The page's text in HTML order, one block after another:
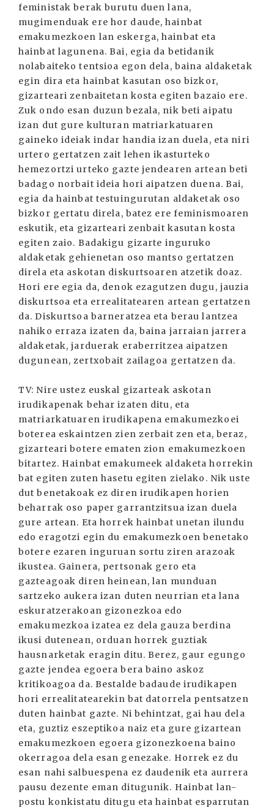
feministak berak burutu duen lana,
mugimenduak ere hor daude, hainbat
emakumezkoen lan eskerga, hainbat eta
hainbat lagunena. Bai, egia da betidanik
nolabaiteko tentsioa egon dela, baina aldaketak
egin dira eta hainbat kasutan oso bizkor,
gizarteari zenbaitetan kosta egiten bazaio ere.
Zuk ondo esan duzun bezala, nik beti aipatu
izan dut gure kulturan matriarkatuaren
gaineko ideiak indar handia izan duela, eta niri
urtero gertatzen zait lehen ikasturteko
hemezortzi urteko gazte jendearen artean beti
badago norbait ideia hori aipatzen duena. Bai,
egia da hainbat testuingurutan aldaketak oso
bizkor gertatu direla, batez ere feminismoaren
eskutik, eta gizarteari zenbait kasutan kosta
egiten zaio. Badakigu gizarte inguruko
aldaketak gehienetan oso mantso gertatzen
direla eta askotan diskurtsoaren atzetik doaz.
Hori ere egia da, denok ezagutzen dugu, jauzia
diskurtsoa eta errealitatearen artean gertatzen
da. Diskurtsoa barneratzea eta berau lantzea
nahiko erraza izaten da, baina jarraian jarrera
aldaketak, jarduerak eraberritzea aipatzen
dugunean, zertxobait zailagoa gertatzen da.
TV: Nire ustez euskal gizarteak askotan
irudikapenak behar izaten ditu, eta
matriarkatuaren irudikapena emakumezkoei
boterea eskaintzen zien zerbait zen eta, beraz,
gizarteari botere ematen zion emakumezkoen
bitartez. Hainbat emakumeek aldaketa horrekin
bat egiten zuten hasetu egiten zielako. Nik uste
dut benetakoak ez diren irudikapen horien
beharrak oso paper garrantzitsua izan duela
gure artean. Eta horrek hainbat unetan ilundu
edo eragotzi egin du emakumezkoen benetako
botere ezaren inguruan sortu ziren arazoak
ikustea. Gainera, pertsonak gero eta
gazteagoak diren heinean, lan munduan
sartzeko aukera izan duten neurrian eta lana
eskuratzerakoan gizonezkoa edo
emakumezkoa izatea ez dela gauza berdina
ikusi dutenean, orduan horrek guztiak
hausnarketak eragin ditu. Berez, gaur egungo
gazte jendea egoera bera baino askoz
kritikoagoa da. Bestalde badaude irudikapen
hori errealitatearekin bat datorrela pentsatzen
duten hainbat gazte. Ni behintzat, gai hau dela
eta, guztiz eszeptikoa naiz eta gure gizartean
emakumezkoen egoera gizonezkoena baino
okerragoa dela esan genezake. Horrek ez du
esan nahi salbuespena ez daudenik eta aurrera
pausu dezente eman ditugunik. Hainbat lan-
postu konkistatu ditugu eta hainbat esparrutan